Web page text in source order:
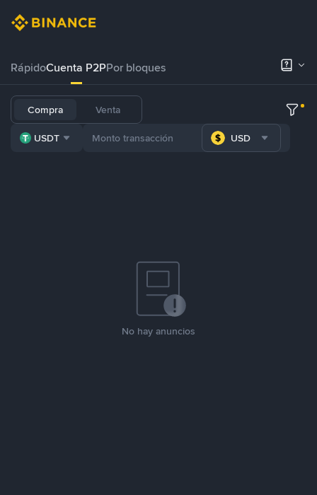
RápidoCuenta P2PPor bloques
Compra Venta
USDT USD
No hay anuncios